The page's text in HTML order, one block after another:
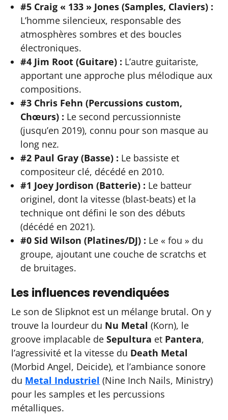
#5 Craig « 133 » Jones (Samples, Claviers) :
L’homme silencieux, responsable des
atmosphères sombres et des boucles
électroniques.
#4 Jim Root (Guitare) : L’autre guitariste,
apportant une approche plus mélodique aux
compositions.
#3 Chris Fehn (Percussions custom,
Chœurs) : Le second percussionniste
(jusqu’en 2019), connu pour son masque au
long nez.
#2 Paul Gray (Basse) : Le bassiste et
compositeur clé, décédé en 2010.
#1 Joey Jordison (Batterie) : Le batteur
originel, dont la vitesse (blast-beats) et la
technique ont défini le son des débuts
(décédé en 2021).
#0 Sid Wilson (Platines/DJ) : Le « fou » du
groupe, ajoutant une couche de scratchs et
de bruitages.
Les influences revendiquées
Le son de Slipknot est un mélange brutal. On y
trouve la lourdeur du Nu Metal (Korn), le
groove implacable deSepultura et Pantera,
l’agressivité et la vitesse du Death Metal
(Morbid Angel, Deicide), et l’ambiance sonore
du Metal Industriel (Nine Inch Nails, Ministry)
pour les samples et les percussions
métalliques.